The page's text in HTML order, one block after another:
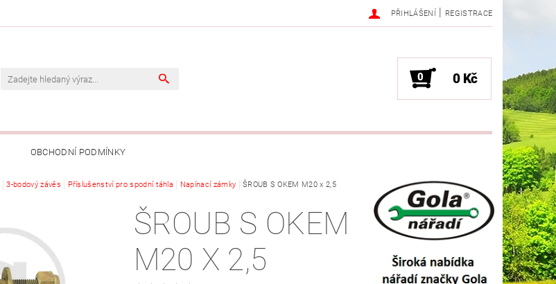
PŘIHLÁŠENÍ | REGISTRACE
0 0 Kč
OBCHODNÍ PODMÍNKY
3-bodový závěs Příslušenství pro spodní táhla Napínací zámky ŠROUB S OKEM M20 x 2,5
ŠROUB S OKEM
M20 X 2,5